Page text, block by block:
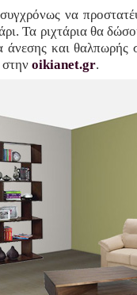
να
Τα ριχτάρια θα
και θαλπωρής
στην oikianet.gr.